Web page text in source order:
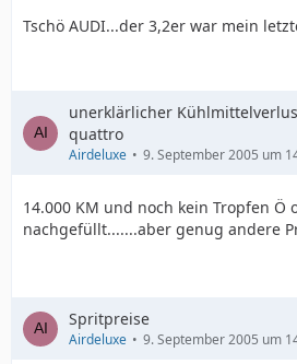
Tschö AUDI...der 3,2er war mein
unerklärlicher
quattro
Airdeluxe 9. September 2005 um
14.000 KM und noch kein Tropfen Ö
nachgefüllt.......aber genug andere
Spritpreise
Airdeluxe 9. September 2005 um